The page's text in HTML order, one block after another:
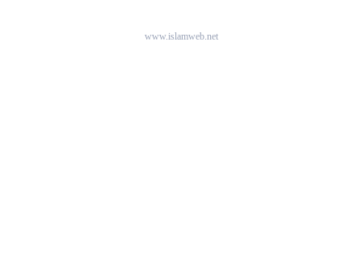
www.islamweb.net